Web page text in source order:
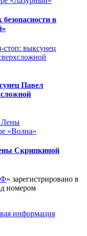
в
Павел
Скрипкиной
» зарегистрировано в
номером
информация